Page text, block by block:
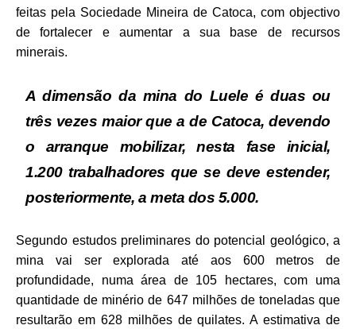
feitas pela Sociedade Mineira de Catoca, com objectivo
de fortalecer e aumentar a sua base de recursos
minerais.
A dimensão da mina do Luele é duas ou
três vezes maior que a de Catoca, devendo
o arranque mobilizar, nesta fase inicial,
1.200 trabalhadores que se deve estender,
posteriormente, a meta dos 5.000.
Segundo estudos preliminares do potencial geológico, a
mina vai ser explorada até aos 600 metros de
profundidade, numa área de 105 hectares, com uma
quantidade de minério de 647 milhões de toneladas que
resultarão em 628 milhões de quilates. A estimativa de